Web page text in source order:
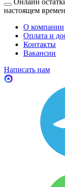
Онлайн
настоящем
О компании
Оплата и
Контакты
Вакансии
Написать нам